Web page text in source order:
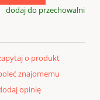
dodaj do przechowalni
o produkt
znajomemu
opinię